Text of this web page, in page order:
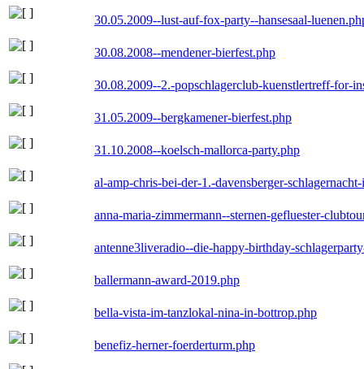
30.05.2009--lust-auf-fox-party--hansesaal-
30.08.2008--mendener-bierfest.php
30.08.2009--2.-popschlagerclub-kuenstlertreff-for-
31.05.2009--bergkamener-bierfest.php
31.10.2008--koelsch-mallorca-party.php
al-amp-chris-bei-der-1.-davensberger-
anna-maria-zimmermann--sternen-gefluester-
antenne3liveradio--die-happy-birthday-
ballermann-award-2019.php
bella-vista-im-tanzlokal-nina-in-bottrop.php
benefiz-herner-foerderturm.php